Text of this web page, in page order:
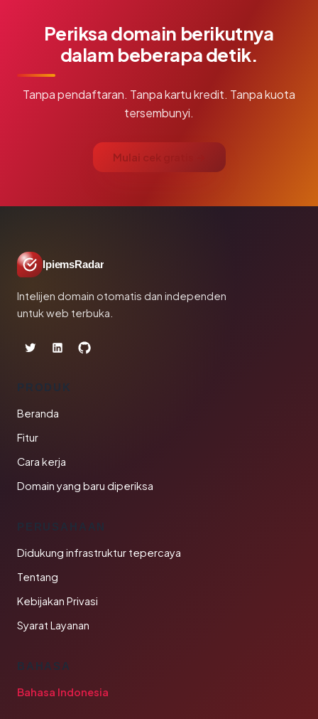
Periksa domain berikutnya
dalam beberapa detik.
Tanpa pendaftaran. Tanpa kartu kredit. Tanpa kuota
tersembunyi.
Mulai cek gratis →
IpiemsRadar
Intelijen domain otomatis dan independen
untuk web terbuka.
PRODUK
Beranda
Fitur
Cara kerja
Domain yang baru diperiksa
PERUSAHAAN
Didukung infrastruktur tepercaya
Tentang
Kebijakan Privasi
Syarat Layanan
BAHASA
Bahasa Indonesia